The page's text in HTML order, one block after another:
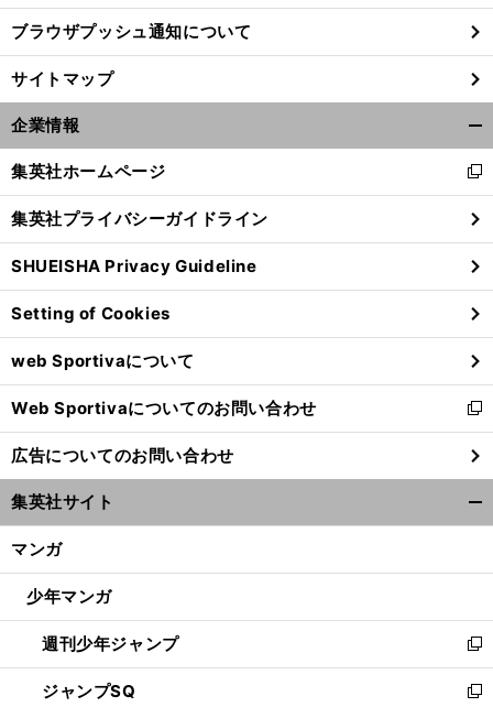
ブラウザプッシュ通知について
サイトマップ
企業情報
閉
る
集英社ホームページ
新
し
い
ウ
ィ
ン
ド
ウ
で
開
く
集英社プライバシーガイドライン
SHUEISHA Privacy Guideline
Setting of Cookies
web Sportivaについて
Web Sportivaについてのお問い合わせ
新
し
い
ウ
ィ
ン
ウ
開
く
広告についてのお問い合わせ
集英社サイト
マンガ
少年マンガ
週刊少年ジャンプ
新
し
い
ジャンプSQ
新